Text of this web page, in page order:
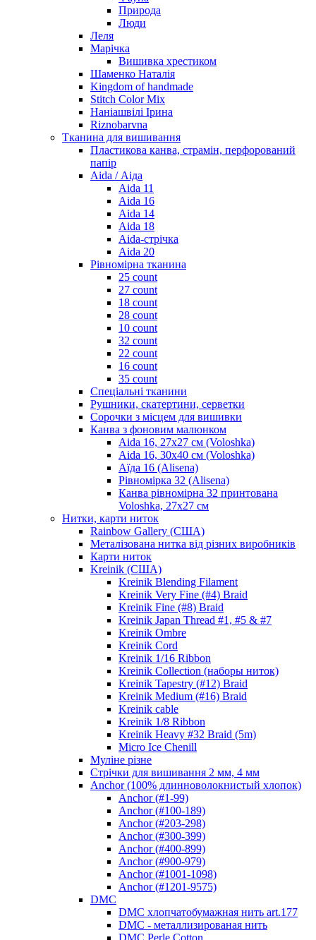
Природа
Люди
Леля
Марічка
Вишивка хрестиком
Шаменко Наталія
Kingdom of handmade
Stitch Color Mix
Наніашвілі Ірина
Riznobarvna
Тканина для вишивання
Пластикова канва, страмін, перфорований
папір
Aida / Аіда
Aida 11
Aida 16
Aida 14
Aida 18
Aida-стрічка
Aida 20
Рівномірна тканина
25 count
27 count
18 count
28 count
10 count
32 count
22 count
16 count
35 count
Спеціальні тканини
Рушники, скатертини, серветки
Сорочки з місцем для вишивки
Канва з фоновим малюнком
Aida 16, 27х27 см (Voloshka)
Aida 16, 30х40 см (Voloshka)
Аїда 16 (Alisena)
Рівномірка 32 (Alisena)
Канва рівномірна 32 принтована
Voloshka, 27х27 см
Нитки, карти ниток
Rainbow Gallery (США)
Металізована нитка від різних виробників
Карти ниток
Kreinik (США)
Kreinik Blending Filament
Kreinik Very Fine (#4) Braid
Kreinik Fine (#8) Braid
Kreinik Japan Thread #1, #5 & #7
Kreinik Ombre
Kreinik Cord
Kreinik 1/16 Ribbon
Kreinik Collection (наборы ниток)
Kreinik Tapestry (#12) Braid
Kreinik Medium (#16) Braid
Kreinik cable
Kreinik 1/8 Ribbon
Kreinik Heavy #32 Braid (5m)
Micro Ice Chenill
Муліне різне
Стрічки для вишивання 2 мм, 4 мм
Anchor (100% длинноволокнистый хлопок)
Anchor (#1-99)
Anchor (#100-189)
Anchor (#203-298)
Anchor (#300-399)
Anchor (#400-899)
Anchor (#900-979)
Anchor (#1001-1098)
Anchor (#1201-9575)
DMC
DMC хлопчатобумажная нить art.177
DMC - металлизированая нить
DMC Perle Cotton